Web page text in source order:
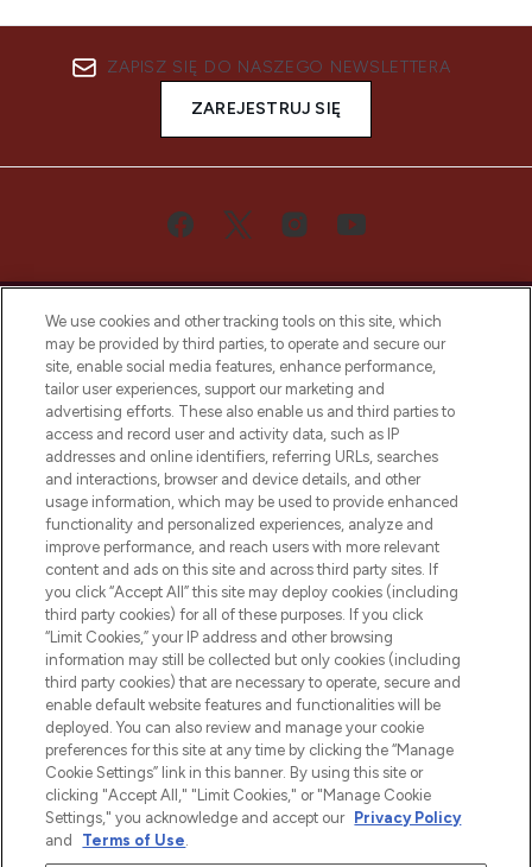
ZAPISZ SIĘ DO NASZEGO NEWSLETTERA
ZAREJESTRUJ SIĘ
Bądź pierwszą osobą, która dowie się o
najnowszych produktach, od niszowych i
uznanych marek, sezonowych trendach i
otrzyma ekskluzywne artykuły redakcyjne
z Sunday Supplement.
Zgoda na pliki cookie
Do Not Sell or Share My Personal
Information
POMOC & INFORMACJE
WAŻNE INFORMACJE
O LOOKFANTASTIC
We use cookies and other tracking tools on this site, which
may be provided by third parties, to operate and secure our
site, enable social media features, enhance performance,
tailor user experiences, support our marketing and
advertising efforts. These also enable us and third parties to
access and record user and activity data, such as IP
addresses and online identifiers, referring URLs, searches
and interactions, browser and device details, and other
usage information, which may be used to provide enhanced
functionality and personalized experiences, analyze and
improve performance, and reach users with more relevant
content and ads on this site and across third party sites. If
you click “Accept All” this site may deploy cookies (including
third party cookies) for all of these purposes. If you click
“Limit Cookies,” your IP address and other browsing
information may still be collected but only cookies (including
third party cookies) that are necessary to operate, secure and
enable default website features and functionalities will be
deployed. You can also review and manage your cookie
preferences for this site at any time by clicking the “Manage
Cookie Settings” link in this banner. By using this site or
clicking "Accept All," "Limit Cookies," or "Manage Cookie
Settings," you acknowledge and accept our Privacy Policy
and
Terms of Use.